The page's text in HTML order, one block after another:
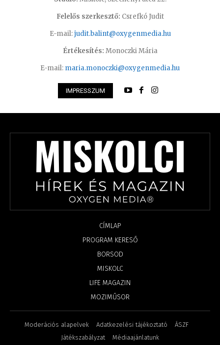
Felelős szerkesztő: Csrefkó Judit
E-mail:judit.balint@oxygenmedia.hu
Értékesítés: Monoczki Mária
E-mail: maria.monoczki@oxygenmedia.hu
IMPRESSZUM
CÍMLAP
PROGRAM KERESŐ
BORSOD
MISKOLC
LIFE MAGAZIN
MOZIMŰSOR
Moderációs alapelvek Adatkezelési tájékoztató
ÁSZF
Játékszabályzat
Médiaajánlatunk